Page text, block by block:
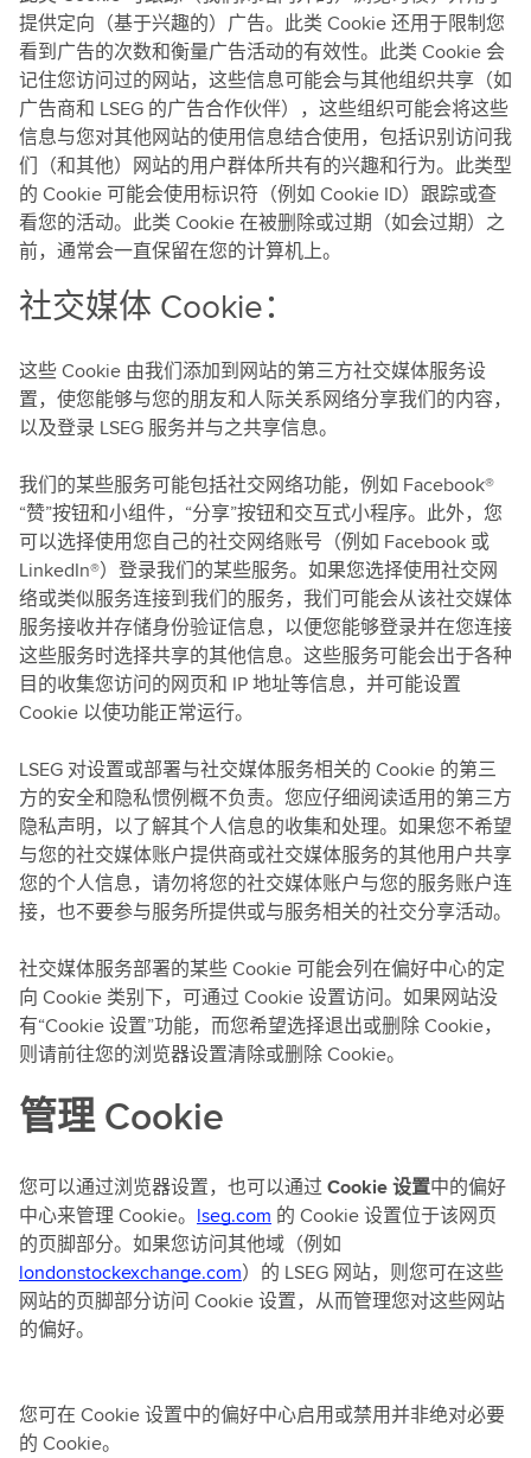
提供定向（基于兴趣的）广告。此类 Cookie 还用于限制您
看到广告的次数和衡量广告活动的有效性。此类 Cookie 会
记住您访问过的网站，这些信息可能会与其他组织共享（如
广告商和 LSEG 的广告合作伙伴），这些组织可能会将这些
信息与您对其他网站的使用信息结合使用，包括识别访问我
们（和其他）网站的用户群体所共有的兴趣和行为。此类型
的 Cookie 可能会使用标识符（例如 Cookie ID）跟踪或查
看您的活动。此类 Cookie 在被删除或过期（如会过期）之
前，通常会一直保留在您的计算机上。
社交媒体 Cookie：
这些 Cookie 由我们添加到网站的第三方社交媒体服务设
置，使您能够与您的朋友和人际关系网络分享我们的内容，
以及登录 LSEG 服务并与之共享信息。
我们的某些服务可能包括社交网络功能，例如 Facebook®
“赞”按钮和小组件，“分享”按钮和交互式小程序。此外，您
可以选择使用您自己的社交网络账号（例如 Facebook 或
LinkedIn®）登录我们的某些服务。如果您选择使用社交网
络或类似服务连接到我们的服务，我们可能会从该社交媒体
服务接收并存储身份验证信息，以便您能够登录并在您连接
这些服务时选择共享的其他信息。这些服务可能会出于各种
目的收集您访问的网页和 IP 地址等信息，并可能设置
Cookie 以使功能正常运行。
LSEG 对设置或部署与社交媒体服务相关的 Cookie 的第三
方的安全和隐私惯例概不负责。您应仔细阅读适用的第三方
隐私声明，以了解其个人信息的收集和处理。如果您不希望
与您的社交媒体账户提供商或社交媒体服务的其他用户共享
您的个人信息，请勿将您的社交媒体账户与您的服务账户连
接，也不要参与服务所提供或与服务相关的社交分享活动。
社交媒体服务部署的某些 Cookie 可能会列在偏好中心的定
向 Cookie 类别下，可通过 Cookie 设置访问。如果网站没
有“Cookie 设置”功能，而您希望选择退出或删除 Cookie，
则请前往您的浏览器设置清除或删除 Cookie。
管理 Cookie
您可以通过浏览器设置，也可以通过Cookie 设置中的偏好
中心来管理 Cookie。 lseg.com 的 Cookie 设置位于该网页
的页脚部分。如果您访问其他域（例如
londonstockexchange.com）的 LSEG 网站，则您可在这些
网站的页脚部分访问 Cookie 设置，从而管理您对这些网站
的偏好。
您可在 Cookie 设置中的偏好中心启用或禁用并非绝对必要
的 Cookie。